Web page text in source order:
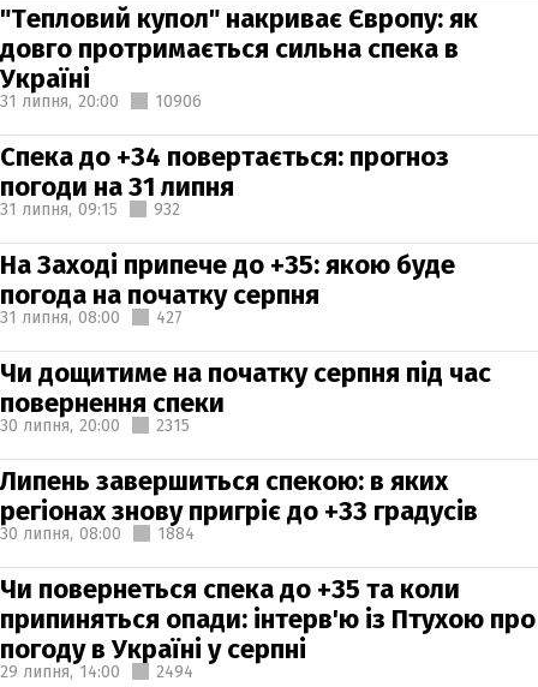
"Тепловий купол" накриває Європу: як
довго протримається сильна спека в
Україні
31 липня, 20:00 10906
Спека до +34 повертається: прогноз
погоди на 31 липня
31 липня, 09:15 932
На Заході припече до +35: якою буде
погода на початку серпня
31 липня, 08:00 427
Чи дощитиме на початку серпня під час
повернення спеки
30 липня, 20:00 2315
Липень завершиться спекою: в яких
регіонах знову пригріє до +33 градусів
30 липня, 08:00 1884
Чи повернеться спека до +35 та коли
припиняться опади: інтерв'ю із Птухою про
погоду в Україні у серпні
29 липня, 14:00 2494